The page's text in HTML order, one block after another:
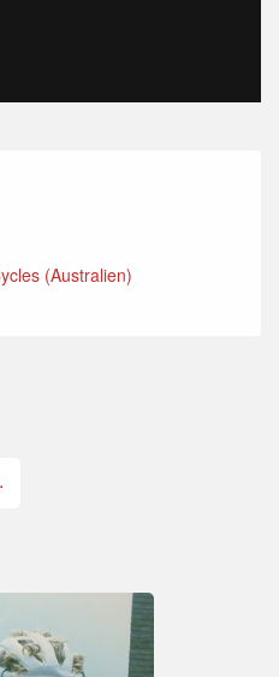
(Australien)